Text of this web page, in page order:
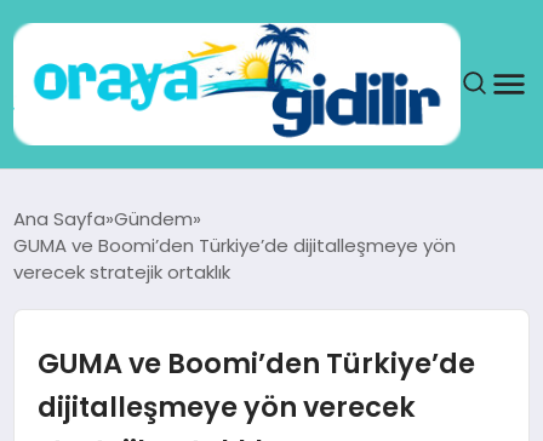
SAĞLIK
Ana Sayfa Gündem
GUMA ve Boomi’den Türkiye’de dijitalleşmeye yön
verecek stratejik ortaklık
GUMA ve Boomi’den Türkiye’de
dijitalleşmeye yön verecek